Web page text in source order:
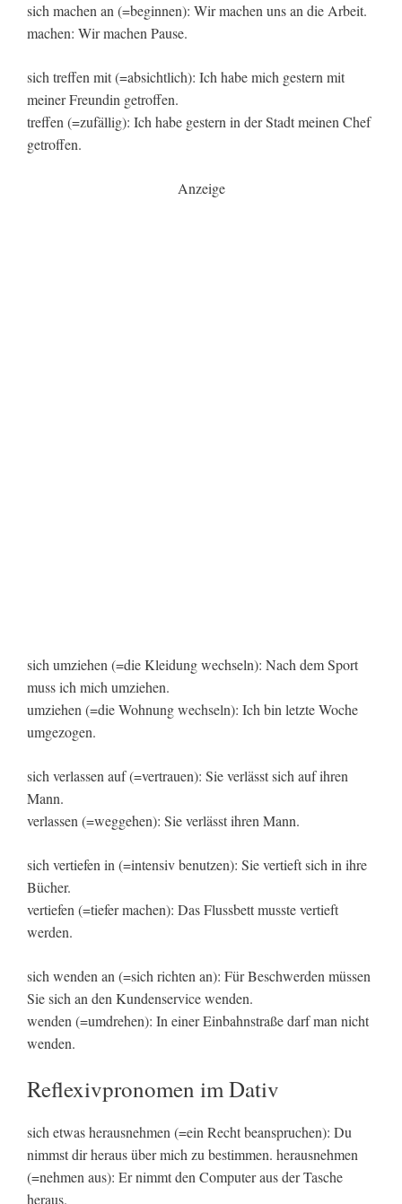
sich machen an (=beginnen): Wir machen uns an die Arbeit.
machen: Wir machen Pause.
sich treffen mit (=absichtlich): Ich habe mich gestern mit
meiner Freundin getroffen.
treffen (=zufällig): Ich habe gestern in der Stadt meinen Chef
getroffen.
Anzeige
sich umziehen (=die Kleidung wechseln): Nach dem Sport
muss ich mich umziehen.
umziehen (=die Wohnung wechseln): Ich bin letzte Woche
umgezogen.
sich verlassen auf (=vertrauen): Sie verlässt sich auf ihren
Mann.
verlassen (=weggehen): Sie verlässt ihren Mann.
sich vertiefen in (=intensiv benutzen): Sie vertieft sich in ihre
Bücher.
vertiefen (=tiefer machen): Das Flussbett musste vertieft
werden.
sich wenden an (=sich richten an): Für Beschwerden müssen
Sie sich an den Kundenservice wenden.
wenden (=umdrehen): In einer Einbahnstraße darf man nicht
wenden.
Reflexivpronomen im Dativ
sich etwas herausnehmen (=ein Recht beanspruchen): Du
nimmst dir heraus über mich zu bestimmen. herausnehmen
(=nehmen aus): Er nimmt den Computer aus der Tasche
heraus.